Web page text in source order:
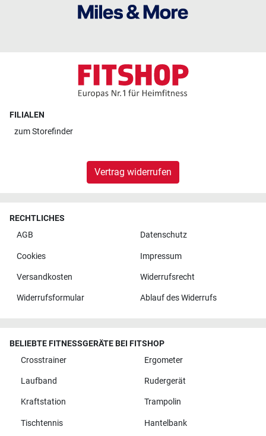
FILIALEN
zumStorefinder
Vertrag widerrufen
RECHTLICHES
AGB
Datenschutz
Cookies Impressum
Versandkosten Widerrufsrecht
Widerrufsformular Ablauf des Widerrufs
BELIEBTE FITNESSGERÄTE BEI FITSHOP
Crosstrainer
Ergometer
Laufband Rudergerät
Kraftstation Trampolin
Tischtennis Hantelbank